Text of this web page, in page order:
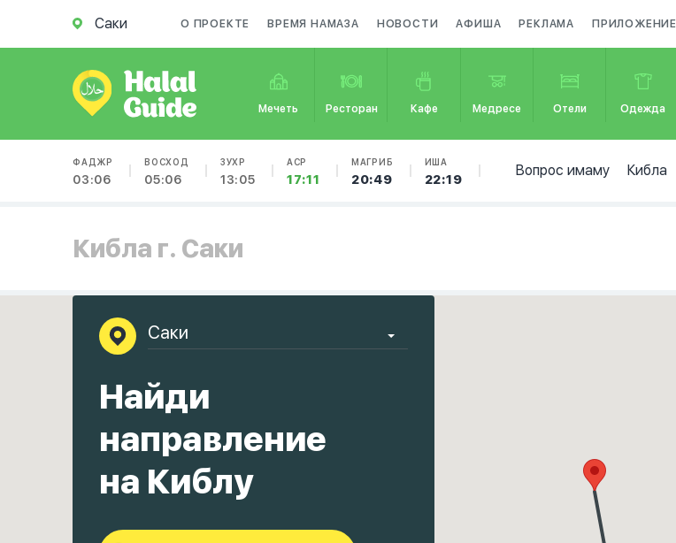
Саки О ПРОЕКТЕ ВРЕМЯ НАМАЗА НОВОСТИ АФИША РЕКЛАМА ПРИЛОЖЕНИЕ
Мечеть Ресторан Кафе Медресе Отели Одежда
ФАДЖР
03:06
ВОСХОД
05:06
ЗУХР
13:05
АСР
17:11
МАГРИБ
20:49
ИША
22:19
Вопрос имаму Кибла
Кибла г. Саки
Найди
направление
на Киблу